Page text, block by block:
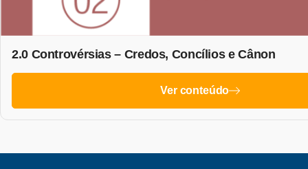
2.0 Controvérsias – Credos, Concílios e Cânon
Ver conteúdo